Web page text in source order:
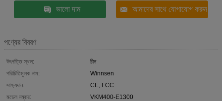
ভালো দাম আমাদের সাথে যোগাযোগ করুন
পণ্যের বিবরণ
উৎপত্তি স্থল:
চীন
পরিচিতিমুলক নাম:
Winnsen
সাক্ষ্যদান:
CE, FCC
মডেল নম্বার:
VKM400-E1300